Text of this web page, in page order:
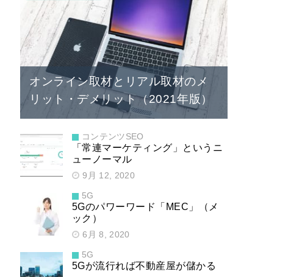
オンライン取材とリアル取材のメ
リット・デメリット（2021年版）
コンテンツSEO
「常連マーケティング」というニ
ューノーマル
9月 12, 2020
5G
5Gのパワーワード「MEC」（メ
ック）
6月 8, 2020
5G
5Gが流行れば不動産屋が儲かる